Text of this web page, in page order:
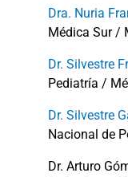
Dra. Nuria
Médica Sur /
Dr. Silvestre
Pediatría /
Dr. Silvestre
Nacional de
Dr. Arturo